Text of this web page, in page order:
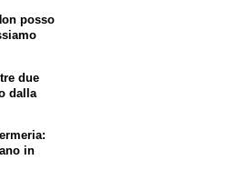
posso
due
dalla
in